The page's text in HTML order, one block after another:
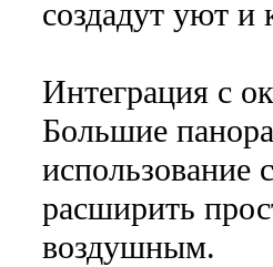
создадут уют и
Интеграция с
Большие
использование
расширить
воздушным.